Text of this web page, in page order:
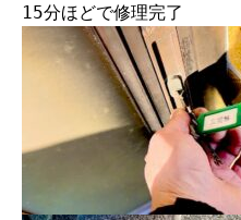
15分ほどで修理完了